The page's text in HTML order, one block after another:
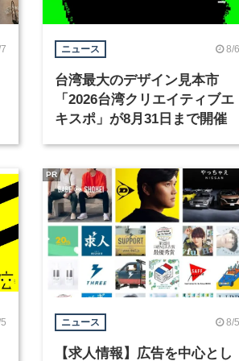
ニュース 8/6
台湾最大のデザイン見本市
「2026台湾クリエイティブエ
キスポ」が8月31日まで開催
ニュース 8/5
【求人情報】広告を中心とし
PR